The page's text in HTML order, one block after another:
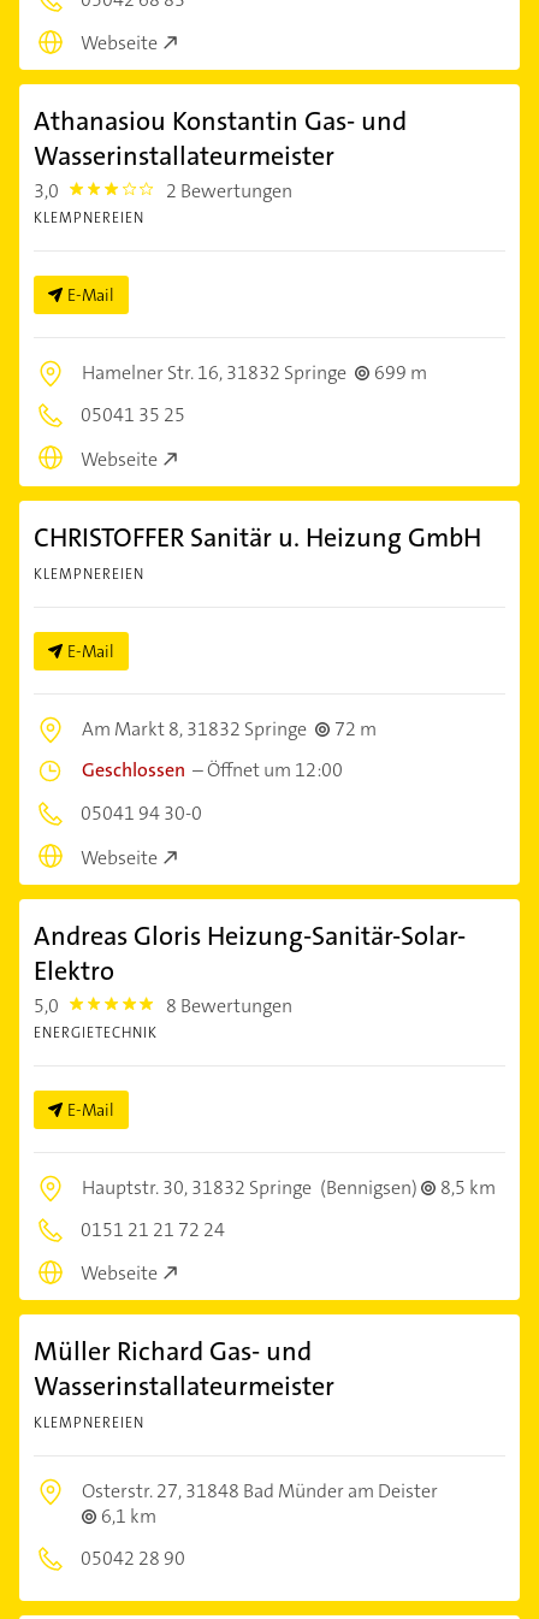
Webseite
Athanasiou Konstantin Gas- und
Wasserinstallateurmeister
3,0 3.0 2 Bewertungen
KLEMPNEREIEN
E-Mail
Hamelner Str. 16,31832 Springe
699 m
05041 35 25
Webseite
CHRISTOFFER Sanitär u. Heizung GmbH
KLEMPNEREIEN
E-Mail
Am Markt 8,31832 Springe
72 m
Geschlossen –Öffnet um 12:00
05041 94 30-0
Webseite
Andreas Gloris Heizung-Sanitär-Solar-
Elektro
5,0 5.0 8 Bewertungen
ENERGIETECHNIK
E-Mail
Hauptstr. 30,31832 Springe (Bennigsen)
8,5 km
0151 21 21 72 24
Webseite
Müller Richard Gas- und
Wasserinstallateurmeister
KLEMPNEREIEN
Osterstr. 27,31848 Bad Münder am Deister
6,1 km
05042 28 90